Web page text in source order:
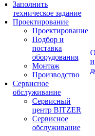
Заполнить
техническое задание
Проектирование
Проектирование
Подбор и
поставка
оборудования
Монтаж
Производство
Сервисное
обслуживание
Сервисный
центр BITZER
Сервисное
обслуживание
и